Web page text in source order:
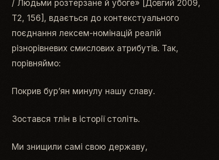
/ Людьми розтерзане й убоге» [Довгий 2009,
Т2, 156], вдається до контекстуального
поєднання лексем-номінацій реалій
різнорівневих смислових атрибутів. Так,
порівняймо:
Покрив бур’ян минулу нашу славу.
Зостався тлін в історії століть.
Ми знищили самі свою державу,